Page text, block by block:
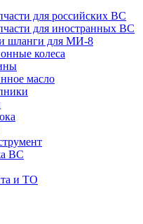
для российских ВС
для иностранных ВС
шланги для МИ-8
колеса
масло
ВС
и ТО